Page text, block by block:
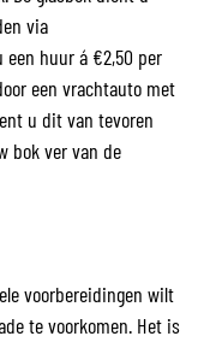
via
een huur á €2,50 per
een vrachtauto met
u dit van tevoren
bok ver van de
voorbereidingen wilt
te voorkomen. Het is